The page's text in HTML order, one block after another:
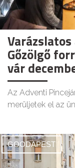
Gőzölgő
vár
Az Adventi
merüljetek el az
GOODAPEST